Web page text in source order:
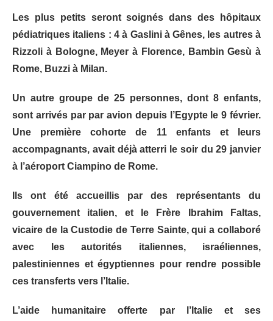
Les plus petits seront soignés dans des hôpitaux
pédiatriques italiens : 4 à Gaslini à Gênes, les autres à
Rizzoli à Bologne, Meyer à Florence, Bambin Gesù à
Rome, Buzzi à Milan.
Un autre groupe de 25 personnes, dont 8 enfants,
sont arrivés par par avion depuis l’Egypte le 9 février.
Une première cohorte de 11 enfants et leurs
accompagnants, avait déjà atterri le soir du 29 janvier
à l’aéroport Ciampino de Rome.
Ils ont été accueillis par des représentants du
gouvernement italien, et le Frère Ibrahim Faltas,
vicaire de la Custodie de Terre Sainte, qui a collaboré
avec les autorités italiennes, israéliennes,
palestiniennes et égyptiennes pour rendre possible
ces transferts vers l’Italie.
L’aide humanitaire offerte par l’Italie et ses